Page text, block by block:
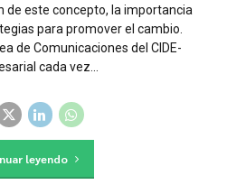
de este concepto, la importancia
para promover el cambio.
de Comunicaciones del CIDE-
cada vez...
leyendo